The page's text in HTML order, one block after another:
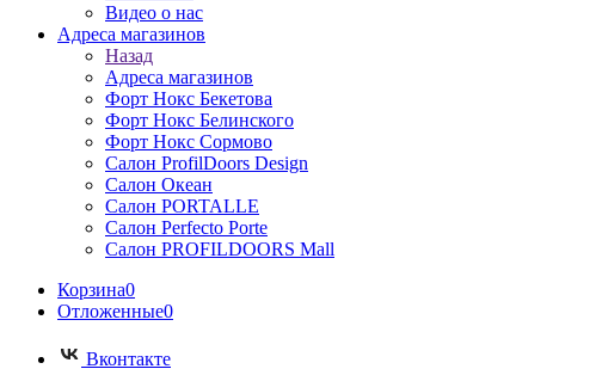
Видео о нас
Адреса магазинов
Назад
Адреса магазинов
Форт Нокс Бекетова
Форт Нокс Белинского
Форт Нокс Сормово
Салон ProfilDoors Design
Салон Океан
Салон PORTALLE
Салон Perfecto Portе
Салон PROFILDOORS Mall
Корзина0
Отложенные0
Вконтакте